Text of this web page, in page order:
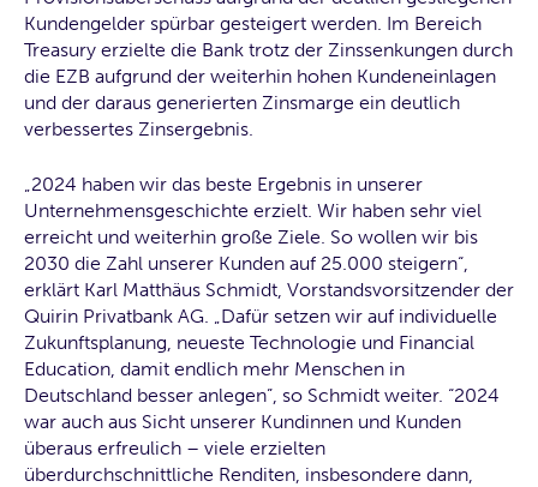
Kundengelder spürbar gesteigert werden. Im Bereich
Treasury erzielte die Bank trotz der Zinssenkungen durch
die EZB aufgrund der weiterhin hohen Kundeneinlagen
und der daraus generierten Zinsmarge ein deutlich
verbessertes Zinsergebnis.
„2024 haben wir das beste Ergebnis in unserer
Unternehmensgeschichte erzielt. Wir haben sehr viel
erreicht und weiterhin große Ziele. So wollen wir bis
2030 die Zahl unserer Kunden auf 25.000 steigern“,
erklärt Karl Matthäus Schmidt, Vorstandsvorsitzender der
Quirin Privatbank AG. „Dafür setzen wir auf individuelle
Zukunftsplanung, neueste Technologie und Financial
Education, damit endlich mehr Menschen in
Deutschland besser anlegen”, so Schmidt weiter. “2024
war auch aus Sicht unserer Kundinnen und Kunden
überaus erfreulich – viele erzielten
überdurchschnittliche Renditen, insbesondere dann,